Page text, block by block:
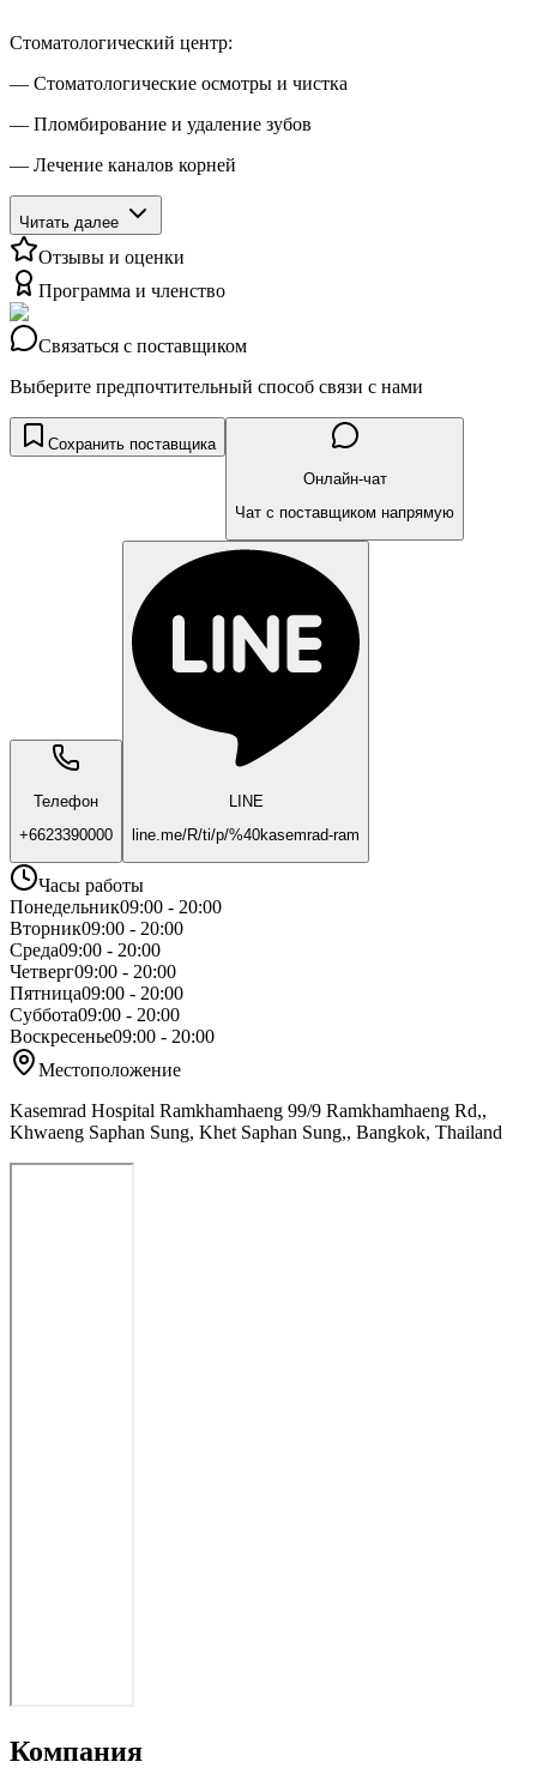
Стоматологический центр:
— Стоматологические осмотры и чистка
— Пломбирование и удаление зубов
— Лечение каналов корней
Читать далее
Отзывы и оценки
Программа и членство
Связаться с поставщиком
Выберите предпочтительный способ связи с нами
Сохранить поставщика
Онлайн-чат
Чат с поставщиком напрямую
Телефон
+6623390000
LINE
line.me/R/ti/p/%40kasemrad-ram
Часы работы
Понедельник09:00 - 20:00
Вторник09:00 - 20:00
Среда09:00 - 20:00
Четверг09:00 - 20:00
Пятница09:00 - 20:00
Суббота09:00 - 20:00
Воскресенье09:00 - 20:00
Местоположение
Kasemrad Hospital Ramkhamhaeng 99/9 Ramkhamhaeng Rd,,
Khwaeng Saphan Sung, Khet Saphan Sung,, Bangkok, Thailand
Компания